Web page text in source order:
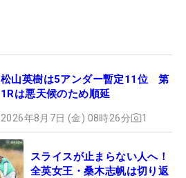
松山英樹は5アンダー暫定11位 第
1Rは悪天候のため順延
2026年8月7日 (金) 08時26分 1
スライスが止まらない人へ！
全英女王・桑木志帆は切り返